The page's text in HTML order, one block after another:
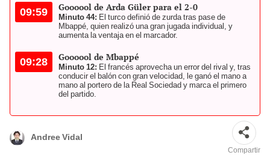
09:59 Goooool de Arda Güler para el 2-0
Minuto 44: El turco definió de zurda tras pase de
Mbappé, quien realizó una gran jugada individual, y
aumenta la ventaja en el marcador.
09:28 Goooool de Mbappé
Minuto 12: El francés aprovecha un error del rival y, tras
conducir el balón con gran velocidad, le ganó el mano a
mano al portero de la Real Sociedad y marca el primero
del partido.
Andree Vidal
Compartir